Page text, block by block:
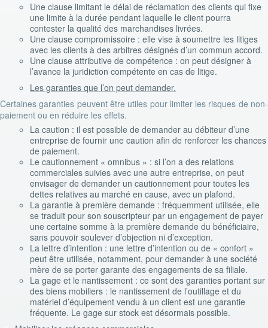
Une clause limitant le délai de réclamation des clients qui fixe
une limite à la durée pendant laquelle le client pourra
contester la qualité des marchandises livrées.
Une clause compromissoire : elle vise à soumettre les litiges
avec les clients à des arbitres désignés d’un commun accord.
Une clause attributive de compétence : on peut désigner à
l’avance la juridiction compétente en cas de litige.
Les garanties que l’on peut demander.
Certaines garanties peuvent être utiles pour limiter les risques de non-
paiement ou en réduire les effets.
La caution : il est possible de demander au débiteur d’une
entreprise de fournir une caution afin de renforcer les chances
de paiement.
Le cautionnement « omnibus » : si l’on a des relations
commerciales suivies avec une autre entreprise, on peut
envisager de demander un cautionnement pour toutes les
dettes relatives au marché en cause, avec un plafond.
La garantie à première demande : fréquemment utilisée, elle
se traduit pour son souscripteur par un engagement de payer
une certaine somme à la première demande du bénéficiaire,
sans pouvoir soulever d’objection ni d’exception.
La lettre d’intention : une lettre d’intention ou de « confort »
peut être utilisée, notamment, pour demander à une société
mère de se porter garante des engagements de sa filiale.
La gage et le nantissement : ce sont des garanties portant sur
des biens mobiliers : le nantissement de l’outillage et du
matériel d’équipement vendu à un client est une garantie
fréquente. Le gage sur stock est désormais possible.